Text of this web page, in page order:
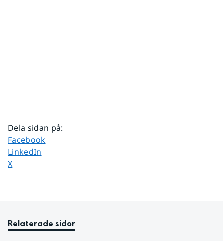
Dela sidan på:
Dela sidan på
Facebook
Dela sidan på
LinkedIn
Dela sidan på
X
Relaterade sidor